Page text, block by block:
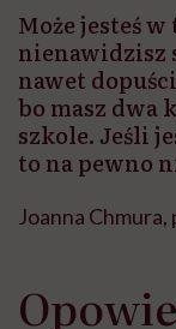
Może jesteś
nienawidzisz
nawet
bo masz
szkole. Jeśli
to na pewno
Joanna